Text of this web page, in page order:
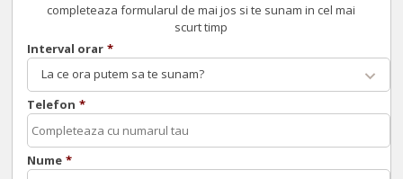
completeaza formularul de mai jos si te sunam in cel mai
scurt timp
Interval orar *
La ce ora putem sa te sunam?
Telefon *
Nume *